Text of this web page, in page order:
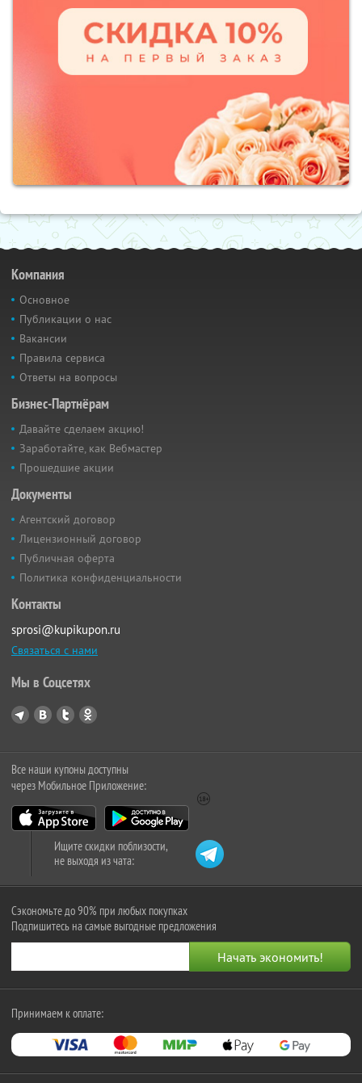
Компания
Основное
Публикации о нас
Вакансии
Правила сервиса
Ответы на вопросы
Бизнес-Партнёрам
Давайте сделаем акцию!
Заработайте, как Вебмастер
Прошедшие акции
Документы
Агентский договор
Лицензионный договор
Публичная оферта
Политика конфиденциальности
Контакты
sprosi@kupikupon.ru
Связаться с нами
Мы в Соцсетях
Все наши купоны доступны
через Мобильное Приложение:
Ищите скидки поблизости,
не выходя из чата:
Сэкономьте до 90% при любых покупках
Подпишитесь на самые выгодные предложения
Принимаем к оплате: